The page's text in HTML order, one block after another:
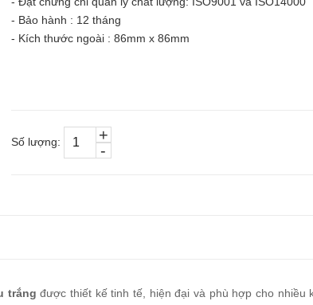
- Bảo hành : 12 tháng
- Kích thước ngoài : 86mm x 86mm
Số lượng: -
+
trắng được thiết kế tinh tế, hiện đại và phù hợp cho nhiều